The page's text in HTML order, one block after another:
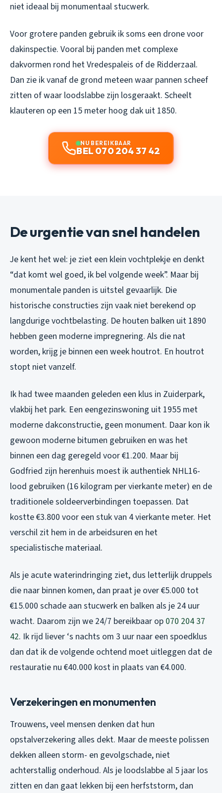
niet ideaal bij monumentaal stucwerk.
Voor grotere panden gebruik ik soms een drone voor
dakinspectie. Vooral bij panden met complexe
dakvormen rond het Vredespaleis of de Ridderzaal.
Dan zie ik vanaf de grond meteen waar pannen scheef
zitten of waar loodslabbe zijn losgeraakt. Scheelt
klauteren op een 15 meter hoog dak uit 1850.
NU BEREIKBAAR
BEL 070 204 37 42
De urgentie van snel handelen
Je kent het wel: je ziet een klein vochtplekje en denkt
“dat komt wel goed, ik bel volgende week”. Maar bij
monumentale panden is uitstel gevaarlijk. Die
historische constructies zijn vaak niet berekend op
langdurige vochtbelasting. De houten balken uit 1890
hebben geen moderne impregnering. Als die nat
worden, krijg je binnen een week houtrot. En houtrot
stopt niet vanzelf.
Ik had twee maanden geleden een klus in Zuiderpark,
vlakbij het park. Een eengezinswoning uit 1955 met
moderne dakconstructie, geen monument. Daar kon ik
gewoon moderne bitumen gebruiken en was het
binnen een dag geregeld voor €1.200. Maar bij
Godfried zijn herenhuis moest ik authentiek NHL16-
lood gebruiken (16 kilogram per vierkante meter) en de
traditionele soldeerverbindingen toepassen. Dat
kostte €3.800 voor een stuk van 4 vierkante meter. Het
verschil zit hem in de arbeidsuren en het
specialistische materiaal.
Als je acute waterindringing ziet, dus letterlijk druppels
die naar binnen komen, dan praat je over €5.000 tot
€15.000 schade aan stucwerk en balken als je 24 uur
wacht. Daarom zijn we 24/7 bereikbaar op 070 204 37
42. Ik rijd liever ‘s nachts om 3 uur naar een spoedklus
dan dat ik de volgende ochtend moet uitleggen dat de
restauratie nu €40.000 kost in plaats van €4.000.
Verzekeringen en monumenten
Trouwens, veel mensen denken dat hun
opstalverzekering alles dekt. Maar de meeste polissen
dekken alleen storm- en gevolgschade, niet
achterstallig onderhoud. Als je loodslabbe al 5 jaar los
zitten en dan gaat lekken bij een herfststorm, dan